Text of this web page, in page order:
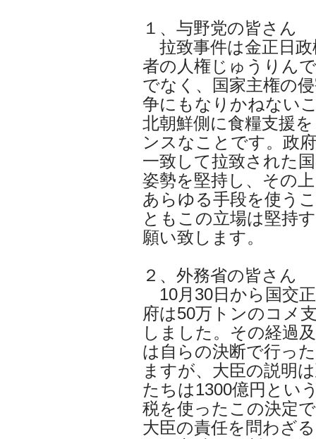
１、与野党の皆さん
拉致事件は金正日
者の人権じゅうりん
でなく、国家主権の
争にもなりかねない
北朝鮮側に食糧支援
ンスなことです。政
一致して拉致された
姿勢を堅持し、その
あらゆる手段を使う
ともこの立場は堅持
願い致します。
２、外務省の皆さん
10月30日から国交
府は50万トンのコメ
しました。その経過
は自らの決断で行っ
ますが、大臣の説明
たちは1300億円とい
税を使ったこの決定
大臣の責任を問わざ